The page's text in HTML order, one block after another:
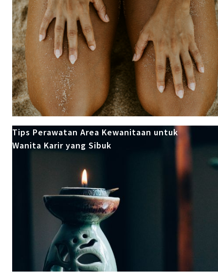
Tips Perawatan Area Kewanitaan untuk
Wanita Karir yang Sibuk